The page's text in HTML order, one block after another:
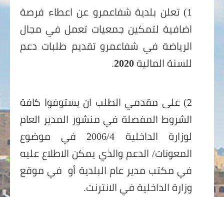
1) تعلن بلدية شفاعمرو عن اعطاء فرصة
اضافية لتمكين جمعيات تعمل في مجال
الرياضة في شفاعمرو تقديم طلبات دعم
للسنة المالية2020
.
2) على مقدمي الطلب ان يستوفوا كافة
الشروط المفصلة في منشور المدير العام
لوزارة الداخلية 2006/4 في موضوع
المعونات/ الدعم والذي يمكن الاطلاع عليه
في مكتب مدير عام البلدية أو في موقع
وزارة الداخلية في الانترنت.